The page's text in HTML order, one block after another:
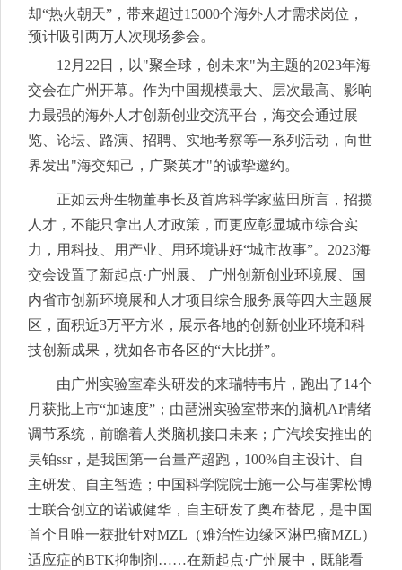
却“热火朝天”，带来超过15000个海外人才需求岗位，
预计吸引两万人次现场参会。
12月22日，以"聚全球，创未来"为主题的2023年海
交会在广州开幕。作为中国规模最大、层次最高、影响
力最强的海外人才创新创业交流平台，海交会通过展
览、论坛、路演、招聘、实地考察等一系列活动，向世
界发出"海交知己，广聚英才"的诚挚邀约。
正如云舟生物董事长及首席科学家蓝田所言，招揽
人才，不能只拿出人才政策，而更应彰显城市综合实
力，用科技、用产业、用环境讲好“城市故事”。2023海
交会设置了新起点·广州展、 广州创新创业环境展、国
内省市创新环境展和人才项目综合服务展等四大主题展
区，面积近3万平方米，展示各地的创新创业环境和科
技创新成果，犹如各市各区的“大比拼”。
由广州实验室牵头研发的来瑞特韦片，跑出了14个
月获批上市“加速度”；由琶洲实验室带来的脑机AI情绪
调节系统，前瞻着人类脑机接口未来；广汽埃安推出的
昊铂ssr，是我国第一台量产超跑，100%自主设计、自
主研发、自主智造；中国科学院院士施一公与崔霁松博
士联合创立的诺诚健华，自主研发了奥布替尼，是中国
首个且唯一获批针对MZL（难治性边缘区淋巴瘤MZL）
适应症的BTK抑制剂……在新起点·广州展中，既能看